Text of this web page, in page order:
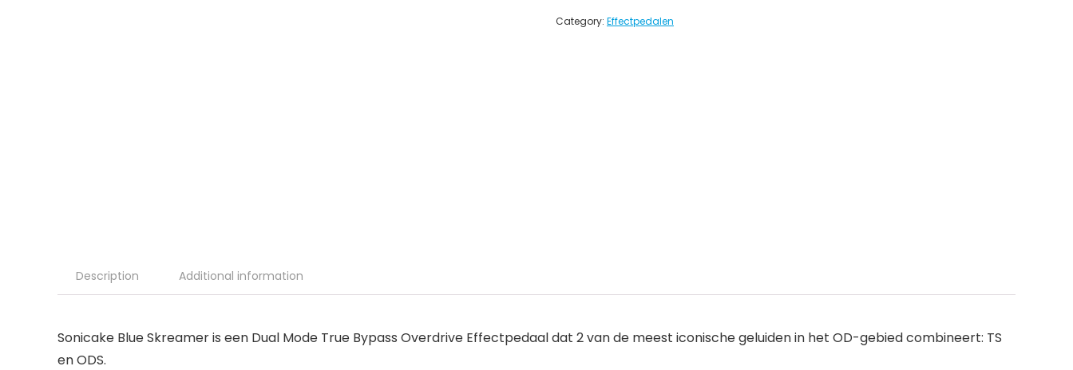
Category: Effectpedalen
Description Additional information
Sonicake Blue Skreamer is een Dual Mode True Bypass Overdrive Effectpedaal dat 2 van de meest iconische geluiden in het OD-gebied combineert: TS
en ODS.